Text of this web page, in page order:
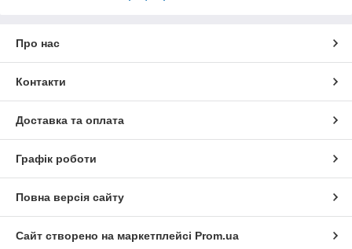
Про нас
Контакти
Доставка та оплата
Графік роботи
Повна версія сайту
Сайт створено на маркетплейсі Prom.ua